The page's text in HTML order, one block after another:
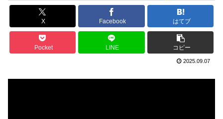
X Facebook はてブ
Pocket LINE コピー
2025.09.07